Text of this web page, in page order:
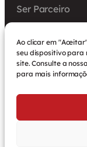
Ao clicar em
seu dispositivo para
site. Consulte a nossa
para mais
Ser Parceiro
Arquivo